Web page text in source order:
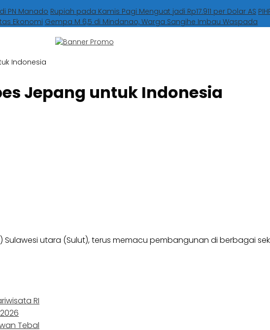
PN Manado Rupiah pada Kamis Pagi Menguat jadi Rp17.911 per Dolar AS
Ekonomi Gempa M 6,5 di Mindanao, Warga Sangihe Imbau Waspada
Indonesia
Jepang untuk Indonesia
Sulawesi utara (Sulut), terus memacu pembangunan di berbagai
RI
Tebal